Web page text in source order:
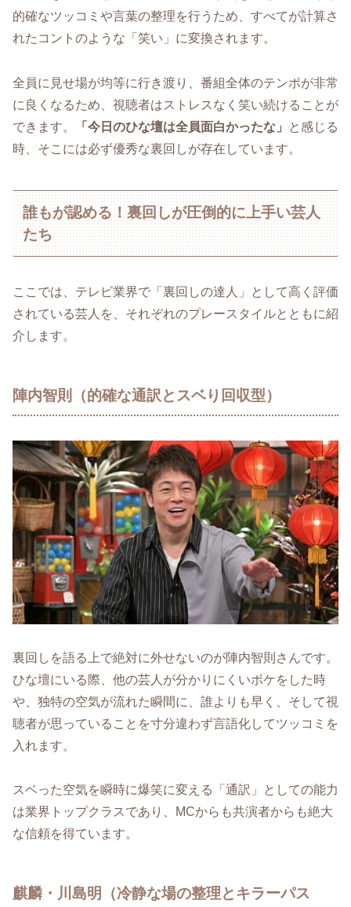
的確なツッコミや言葉の整理を行うため、すべてが計算さ
れたコントのような「笑い」に変換されます。
全員に見せ場が均等に行き渡り、番組全体のテンポが非常
に良くなるため、視聴者はストレスなく笑い続けることが
できます。
「今日のひな壇は全員面白かったな」
と感じる
時、そこには必ず優秀な裏回しが存在しています。
誰もが認める！裏回しが圧倒的に上手い芸人
たち
ここでは、テレビ業界で「裏回しの達人」として高く評価
されている芸人を、それぞれのプレースタイルとともに紹
介します。
陣内智則（的確な通訳とスベり回収型）
裏回しを語る上で絶対に外せないのが陣内智則さんです。
ひな壇にいる際、他の芸人が分かりにくいボケをした時
や、独特の空気が流れた瞬間に、誰よりも早く、そして視
聴者が思っていることを寸分違わず言語化してツッコミを
入れます。
スベった空気を瞬時に爆笑に変える「通訳」としての能力
は業界トップクラスであり、MCからも共演者からも絶大
な信頼を得ています。
麒麟・川島明（冷静な場の整理とキラーパス